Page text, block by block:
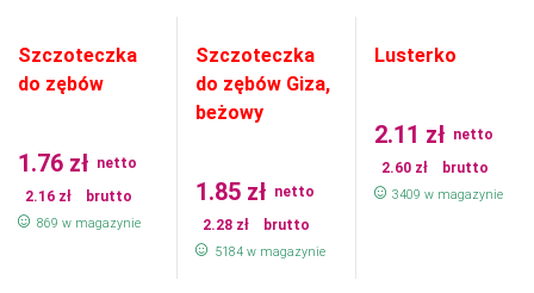
Szczoteczka
do zębów
1.76 zł netto
2.16 zł brutto
869 w magazynie
Szczoteczka
do zębów Giza,
beżowy
1.85 zł netto
2.28 zł brutto
5184 w magazynie
Lusterko
2.11 zł netto
2.60 zł brutto
3409 w magazynie